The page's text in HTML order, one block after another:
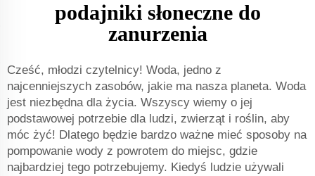
podajniki słoneczne do
zanurzenia
Cześć, młodzi czytelnicy! Woda, jedno z
najcenniejszych zasobów, jakie ma nasza planeta. Woda
jest niezbędna dla życia. Wszyscy wiemy o jej
podstawowej potrzebie dla ludzi, zwierząt i roślin, aby
móc żyć! Dlatego będzie bardzo ważne mieć sposoby na
pompowanie wody z powrotem do miejsc, gdzie
najbardziej tego potrzebujemy. Kiedyś ludzie używali